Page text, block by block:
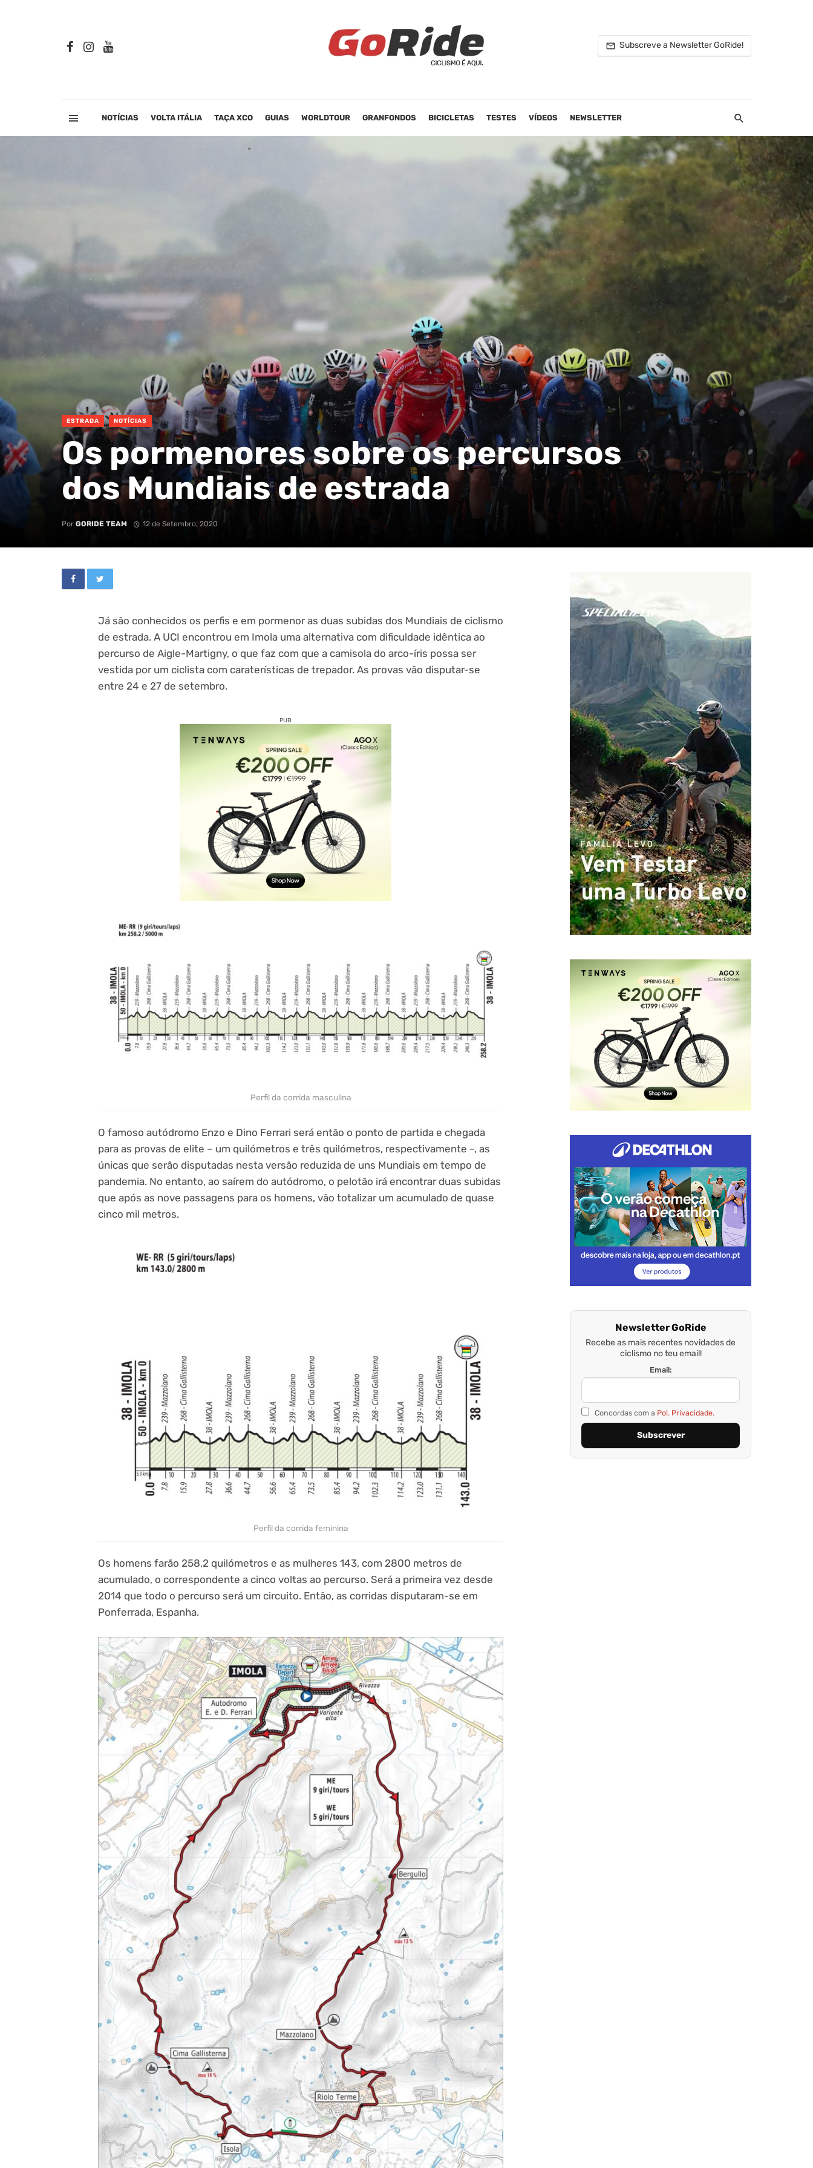
Subscreve a Newsletter GoRide!
NOTÍCIAS VOLTA ITÁLIA TAÇA XCO GUIAS WORLDTOUR GRANFONDOS BICICLETAS TESTES VÍDEOS NEWSLETTER
ESTRADA NOTÍCIAS
Os pormenores sobre os percursos
dos Mundiais de estrada
Por GORIDE TEAM 12 de Setembro, 2020
Já são conhecidos os perfis e em pormenor as duas subidas dos Mundiais de ciclismo
de estrada. A UCI encontrou em Imola uma alternativa com dificuldade idêntica ao
percurso de Aigle-Martigny, o que faz com que a camisola do arco-íris possa ser
vestida por um ciclista com caraterísticas de trepador. As provas vão disputar-se
entre 24 e 27 de setembro.
PUB
Perfil da corrida masculina
O famoso autódromo Enzo e Dino Ferrari será então o ponto de partida e chegada
para as provas de elite – um quilómetros e três quilómetros, respectivamente -, as
únicas que serão disputadas nesta versão reduzida de uns Mundiais em tempo de
pandemia. No entanto, ao saírem do autódromo, o pelotão irá encontrar duas subidas
que após as nove passagens para os homens, vão totalizar um acumulado de quase
cinco mil metros.
Perfil da corrida feminina
Os homens farão 258,2 quilómetros e as mulheres 143, com 2800 metros de
acumulado, o correspondente a cinco voltas ao percurso. Será a primeira vez desde
2014 que todo o percurso será um circuito. Então, as corridas disputaram-se em
Ponferrada, Espanha.
Newsletter GoRide
Recebe as mais recentes novidades de
ciclismo no teu email!
Email:
Concordas com a Pol. Privacidade.